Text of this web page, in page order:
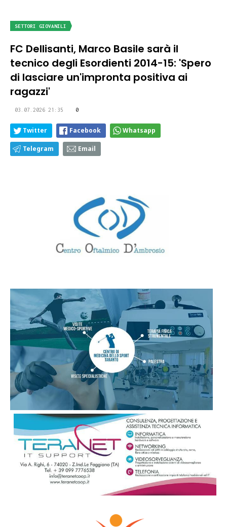
SETTORI GIOVANILI
FC Dellisanti, Marco Basile sarà il
tecnico degli Esordienti 2014-15: 'Spero
di lasciare un'impronta positiva ai
ragazzi'
03.07.2026 21:35 0
Twitter Facebook Whatsapp
Telegram Email